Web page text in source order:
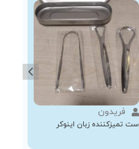
فریدون
ست تمیزکننده زبان اینوکر